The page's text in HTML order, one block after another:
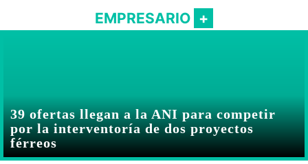
EMPRESARIO
39 ofertas llegan a la ANI para competir
por la interventoría de dos proyectos
férreos